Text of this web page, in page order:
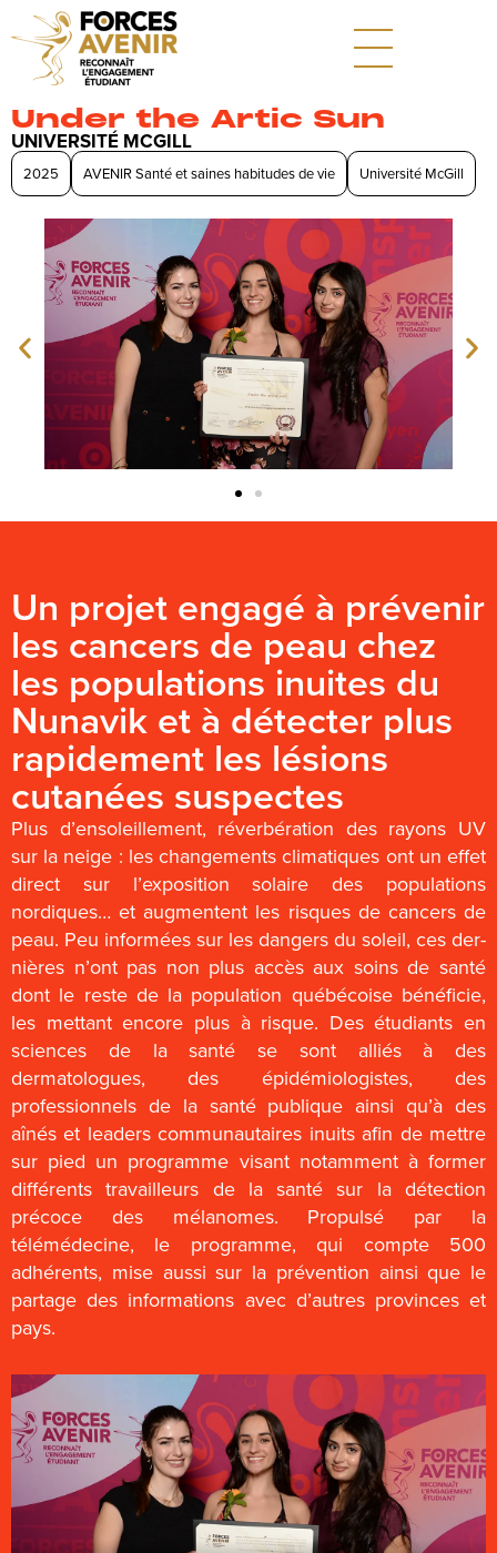
Under the Artic Sun
UNIVERSITÉ MCGILL
2025 AVENIR Santé et saines habitudes de vie Université McGill
Un projet engagé à prévenir
les cancers de peau chez
les populations inuites du
Nunavik et à détecter plus
rapidement les lésions
cutanées suspectes
Plus d’ensoleillement, réverbération des rayons UV
sur la neige : les changements climatiques ont un effet
direct sur l’exposition solaire des populations
nordiques… et augmentent les risques de cancers de
peau. Peu informées sur les dangers du soleil, ces der-
nières n’ont pas non plus accès aux soins de santé
dont le reste de la population québécoise bénéficie,
les mettant encore plus à risque. Des étudiants en
sciences de la santé se sont alliés à des
dermatologues, des épidémiologistes, des
professionnels de la santé publique ainsi qu’à des
aînés et leaders communautaires inuits afin de mettre
sur pied un programme visant notamment à former
différents travailleurs de la santé sur la détection
précoce des mélanomes. Propulsé par la
télémédecine, le programme, qui compte 500
adhérents, mise aussi sur la prévention ainsi que le
partage des informations avec d’autres provinces et
pays.